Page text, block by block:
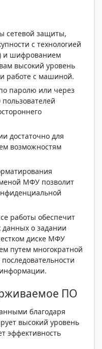
сетевой защиты,
с технологией
и шифрованием
высокий уровень
работе с машиной.
паролю или через
достаточно для
возможностям
МФУ позволит
работы обеспечит
о задании
диске МФУ
путем многократной
ПО
благодаря
высокий уровень
эффективность